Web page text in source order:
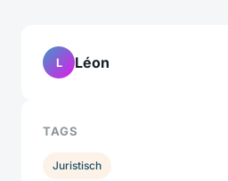
L Léon
TAGS
Juristisch